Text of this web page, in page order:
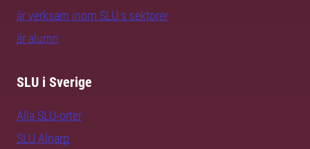
är verksam inom SLU:s sektorer
är alumn
SLU i Sverige
Alla SLU-orter
SLU Alnarp